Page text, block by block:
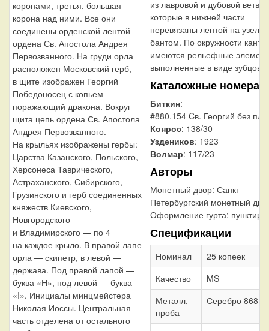
коронами, третья, большая
корона над ними. Все они
соединены орденской лентой
ордена Св. Апостола Андрея
Первозванного. На груди орла
расположен Московский герб,
в щите изображен Георгий
Победоносец с копьем
поражающий дракона. Вокруг
щита цепь ордена Св. Апостола
Андрея Первозванного.
На крыльях изображены гербы:
Царства Казанского, Польского,
Херсонеса Таврического,
Астраханского, Сибирского,
Грузинского и герб соединенных
княжеств Киевского,
Новгородского
и Владимирского — по 4
на каждое крыло. В правой лапе
орла — скипетр, в левой —
держава. Под правой лапой —
буква «Н», под левой — буква
«I». Инициалы минцмейстера
Николая Иоссы. Центральная
часть отделена от остального
из лавровой и дубовой ветви,
которые в нижней части
перевязаны лентой на узел
бантом. По окружности канта
имеются рельефные
выполненные в виде зубцов.
Каталожные номера
Биткин:
#880.154 Cв. Георгий без
Конрос: 138/30
Уздеников: 1923
Волмар: 117/23
Авторы
Монетный двор: Санкт-
Петербургский монетный
Оформление гурта: пунктир
Спецификации
Номинал
25 копеек
Качество
MS
Металл,
проба
Серебро 868